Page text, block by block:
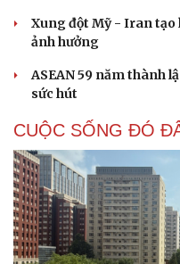
Xung đột Mỹ - Iran
ảnh hưởng
ASEAN 59 năm thành
sức hút
CUỘC SỐNG ĐÓ